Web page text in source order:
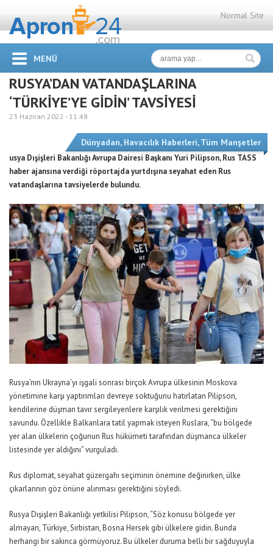
Normal Site
MENÜ
RUSYA’DAN VATANDAŞLARINA
‘TÜRKİYE’YE GİDİN’ TAVSİYESİ
23 Haziran 2022 - 11:48
Dünyadan, Havacılık Haberleri,Tüm Manşetler
usya Dışişleri Bakanlığı Avrupa Dairesi Başkanı Yuri Pilipson, Rus TASS
haber ajansına verdiği röportajda yurtdışına seyahat eden Rus
vatandaşlarına tavsiyelerde bulundu.
Rusya’nın Ukrayna’yı işgali sonrası birçok Avrupa ülkesinin Moskova
yönetimine karşı yaptırımları devreye soktuğunu hatırlatan Pilipson,
kendilerine düşman tavır sergileyenlere karşılık verilmesi gerektiğini
savundu. Özellikle Balkanlara tatil yapmak isteyen Ruslara, “bu bölgede
yer alan ülkelerin çoğunun Rus hükümeti tarafından düşmanca ülkeler
listesinde yer aldığını” vurguladı.
Rus diplomat, seyahat güzergahı seçiminin önemine değinirken, ülke
çıkarlarının göz önüne alınması gerektiğini söyledi.
Rusya Dışişleri Bakanlığı yetkilisi Pilipson, “Söz konusu bölgede yer
almayan, Türkiye, Sırbistan, Bosna Hersek gibi ülkelere gidin. Bunda
herhangi bir sakınca görmüyoruz. Bu ülkeler duruma belli bir sağduyuyla